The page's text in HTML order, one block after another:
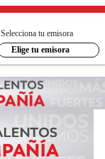
Selecciona tu emisora
Elige tu emisora